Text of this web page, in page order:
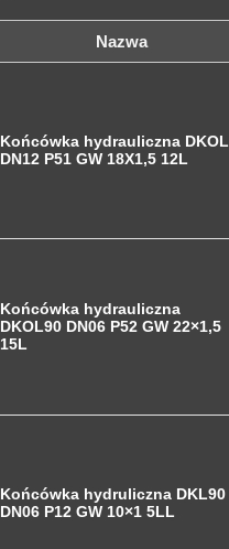
Nazwa
Końcówka hydrauliczna DKOL
DN12 P51 GW 18X1,5 12L
Końcówka hydrauliczna
DKOL90 DN06 P52 GW 22×1,5
15L
Końcówka hydruliczna DKL90
DN06 P12 GW 10×1 5LL